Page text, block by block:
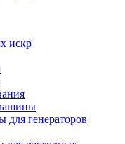
искр
для генераторов